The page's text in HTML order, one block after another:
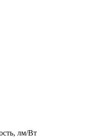
лм/Вт